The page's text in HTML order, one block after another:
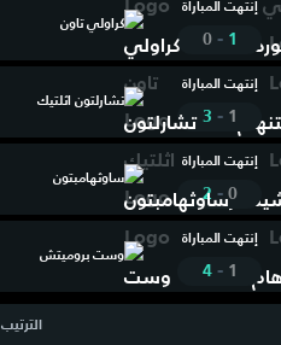
إنتهت المباراة
1
-
0
كراولي تاون
إنتهت المباراة
1
-
3
تشارلتون اثلتيك
إنتهت المباراة
0
-
2
ساوثهامبتون
إنتهت المباراة
1
-
4
وست بروميتش
الترتيب